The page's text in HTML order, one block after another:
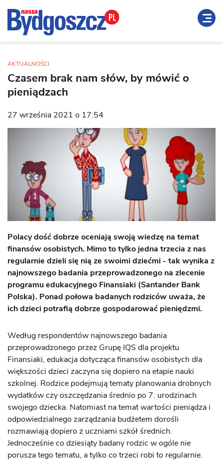
AKTUALNOŚCI
Czasem brak nam słów, by mówić o
pieniądzach
27 września 2021 o 17:54
Polacy dość dobrze oceniają swoją wiedzę na temat
finansów osobistych. Mimo to tylko jedna trzecia z nas
regularnie dzieli się nią ze swoimi dziećmi - tak wynika z
najnowszego badania przeprowadzonego na zlecenie
programu edukacyjnego Finansiaki (Santander Bank
Polska). Ponad połowa badanych rodziców uważa, że
ich dzieci potrafią dobrze gospodarować pieniędzmi.
Według respondentów najnowszego badania
przeprowadzonego przez Grupę IQS dla projektu
Finansiaki, edukacja dotycząca finansów osobistych dla
większości dzieci zaczyna się dopiero na etapie nauki
szkolnej. Rodzice podejmują tematy planowania drobnych
wydatków czy oszczędzania średnio po 7. urodzinach
swojego dziecka. Natomiast na temat wartości pieniądza i
odpowiedzialnego zarządzania budżetem dorośli
rozmawiają dopiero z uczniami szkół średnich.
Jednocześnie co dziesiąty badany rodzic w ogóle nie
porusza tego tematu, a tylko co trzeci robi to regularnie.